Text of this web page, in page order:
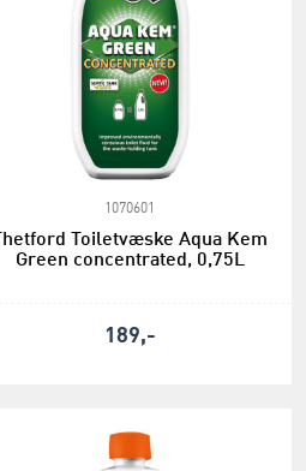
1070601
Thetford Toiletvæske Aqua Kem
Green concentrated, 0,75L
189,-